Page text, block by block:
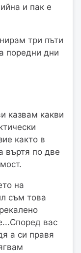
и пак е
три пъти
поредни дни
казвам какви
както в
въртя по две
на
съм това
вас
а си правя